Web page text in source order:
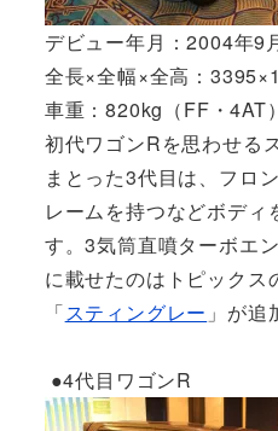
デビュー年月：2004年9
全長×全幅×全高：
車重：820kg（FF・4AT）
初代ワゴンRを思わせる
まとった3代目は、フロ
レームを持つなどボディ
す。3気筒直噴ターボエ
に載せたのはトピックス
「スティングレー 」が追
●4代目ワゴンR